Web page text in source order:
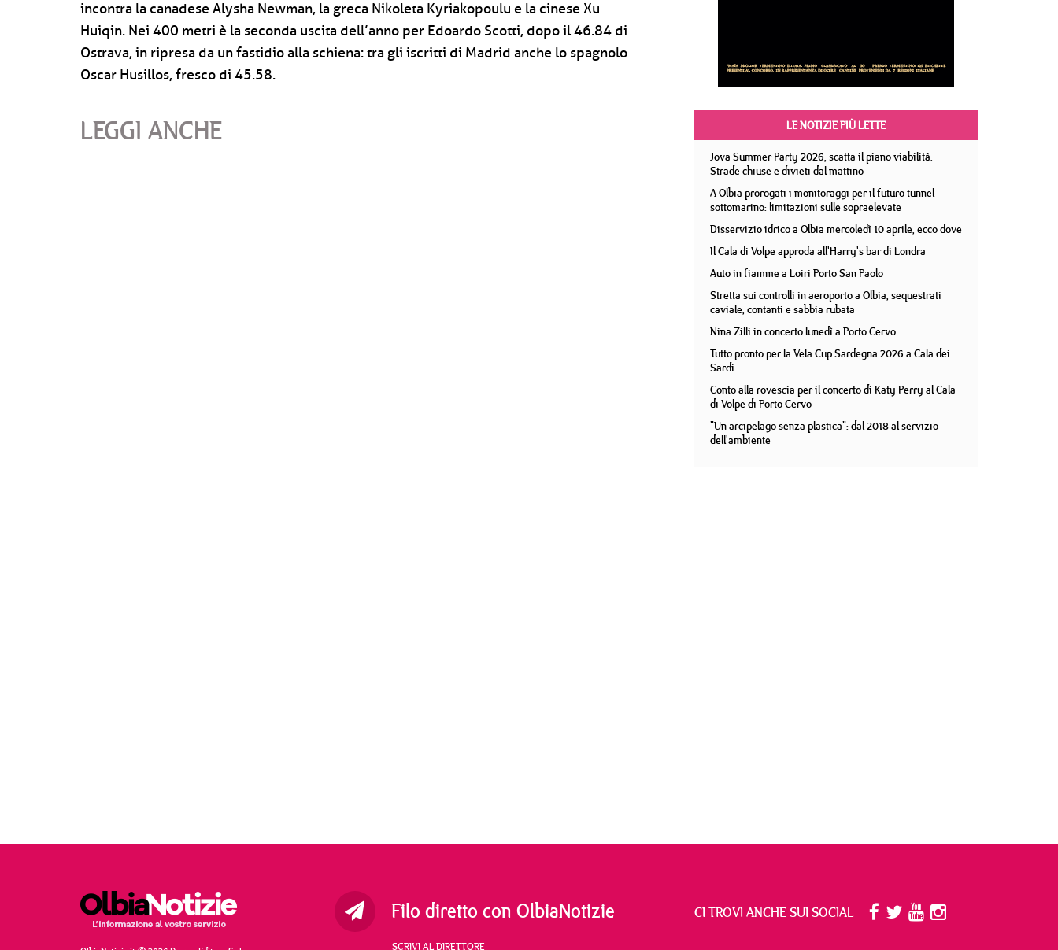
incontra la canadese Alysha Newman, la greca Nikoleta Kyriakopoulu e la cinese Xu
Huiqin. Nei 400 metri è la seconda uscita dell’anno per Edoardo Scotti, dopo il 46.84 di
Ostrava, in ripresa da un fastidio alla schiena: tra gli iscritti di Madrid anche lo spagnolo
Oscar Husillos, fresco di 45.58.
LEGGI ANCHE
LE NOTIZIE PIÙ LETTE
Jova Summer Party 2026, scatta il piano viabilità.
Strade chiuse e divieti dal mattino
A Olbia prorogati i monitoraggi per il futuro tunnel
sottomarino: limitazioni sulle sopraelevate
Disservizio idrico a Olbia mercoledì 10 aprile, ecco dove
Il Cala di Volpe approda all'Harry's bar di Londra
Auto in fiamme a Loiri Porto San Paolo
Stretta sui controlli in aeroporto a Olbia, sequestrati
caviale, contanti e sabbia rubata
Nina Zilli in concerto lunedì a Porto Cervo
Tutto pronto per la Vela Cup Sardegna 2026 a Cala dei
Sardi
Conto alla rovescia per il concerto di Katy Perry al Cala
di Volpe di Porto Cervo
"Un arcipelago senza plastica": dal 2018 al servizio
dell'ambiente
Filo diretto con OlbiaNotizie
SCRIVI AL DIRETTORE
CI TROVI ANCHE SUI SOCIAL